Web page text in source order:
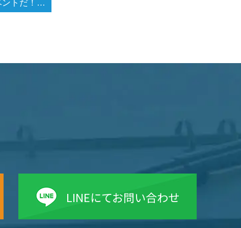
夏だ！イベントだ！夏祭りだ！！調査だ！そして薮蚊と戦う(# ﾟДﾟ)
LINEにてお問い合わせ